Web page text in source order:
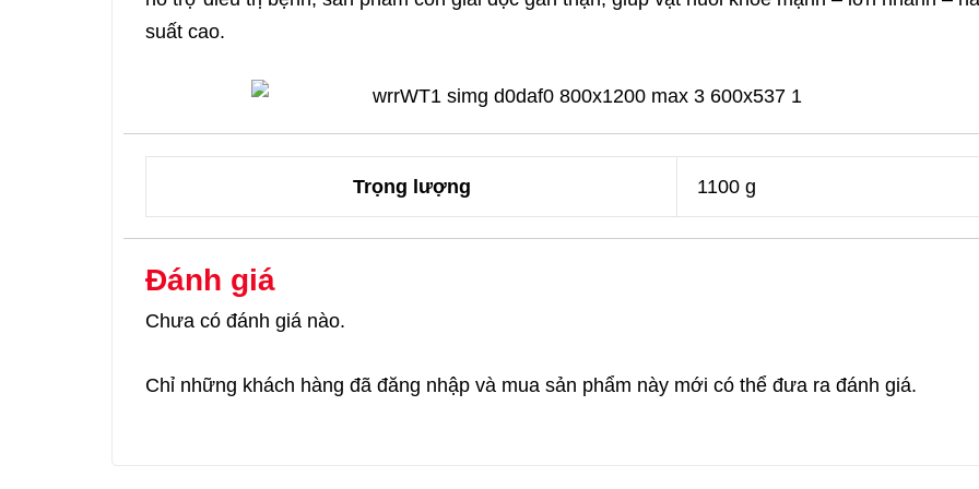
suất cao.
Trọng lượng 1100 g
Đánh giá
Chưa có đánh giá nào.
Chỉ những khách hàng đã đăng nhập và mua sản phẩm này mới có thể đưa ra đánh giá.